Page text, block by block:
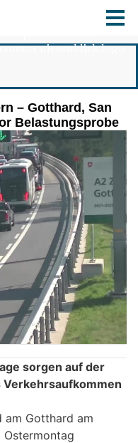
– Gotthard, San
Belastungsprobe
sorgen auf der
am Gotthard am